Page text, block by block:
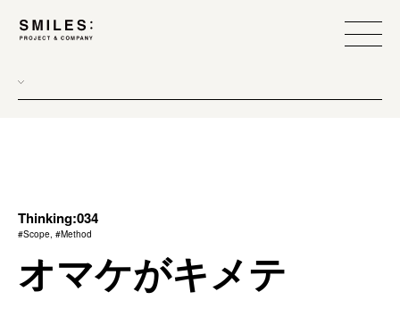
scope
team management
Thinking:034
#Scope, #Method
オマケがキメテ